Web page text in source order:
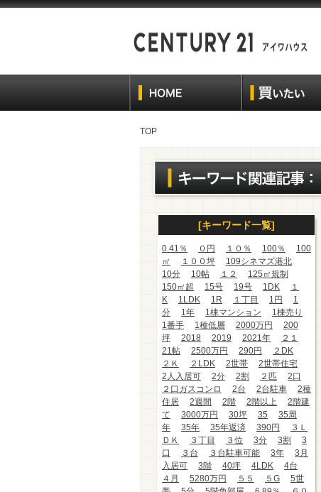
TOP
[キーワード一覧]
0.41％ ０円 １０％ 100％
100
㎡
１００坪
109シネマズ港北
10分
10帖 １２
125㎡規制
150㎡超
15号 19号 1DK
１
K
1LDK 1R １丁目 1円
1
分
1年 1棟マンション
1棟売り
1番手
1種低層 2000万円
200
坪
2018 2019 2021年
２１
21帖
2500万円 290円
２DK
２Ｋ
２LDK 2世帯
2世帯住宅
2人入居可
2分 2割 ２匹
2口
２口ガスコンロ
2台 2台駐車
2種
住居
2週間 2階 2階以上
2階建
て
3000万円 30坪 35
35周
年
35年 35年返済 390円
３Ｌ
ＤＫ
３丁目 ３位 3分 3割
3
口
３台 ３台駐車可能 3年
3月
入居可
3階 40坪 4LDK
4台
４月
5280万円 ５５ ５G
5世